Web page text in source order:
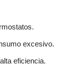
excesivo.
eficiencia.